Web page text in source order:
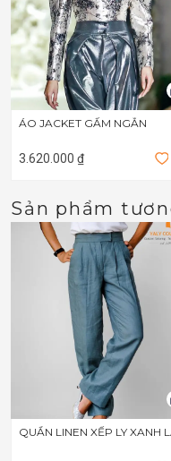
ÁO JACKET GẤM NGẮN
3.620.000 ₫
Sản phẩm
QUẦN LINEN XẾP LY XANH